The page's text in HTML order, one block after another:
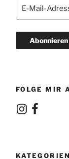
Mail-
Abonnieren
FOLGE MIR
Instagram
Facebook
KATEGORIEN